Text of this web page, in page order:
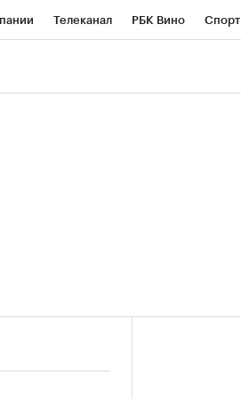
Телеканал РБК Вино Спорт